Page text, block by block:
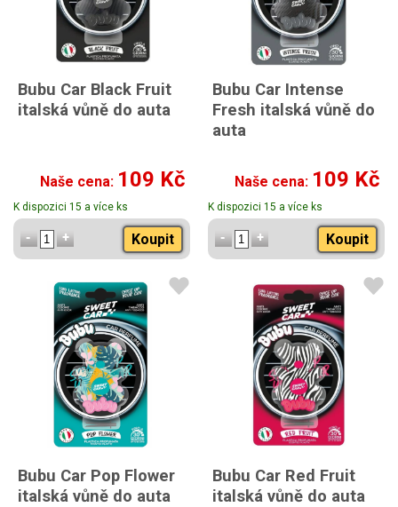
Bubu Car Black Fruit
italská vůně do auta
Naše cena: 109 Kč
K dispozici 15 a více ks
Koupit
Bubu Car Intense
Fresh italská vůně do
auta
Naše cena: 109 Kč
K dispozici 15 a více ks
Koupit
Bubu Car Pop Flower
italská vůně do auta
Bubu Car Red Fruit
italská vůně do auta